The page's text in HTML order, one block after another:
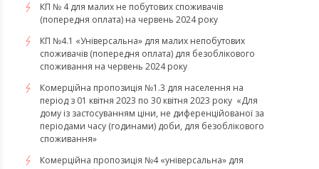
КП № 4 для малих не побутових споживачів
(попередня оплата) на червень 2024 року
КП №4.1 «Універсальна» для малих непобутових
споживачів (попередня оплата) для безоблікового
споживання на червень 2024 року
​​​​​​​Комерційна пропозиція №1.3 для населення на
період з 01 квітня 2023 по 30 квітня 2023 року «Для
дому із застосуванням ціни, не диференційованої за
періодами часу (годинами) доби, для безоблікового
споживання»
​​​​​​​Комерційна пропозиція №4 «універсальна» для